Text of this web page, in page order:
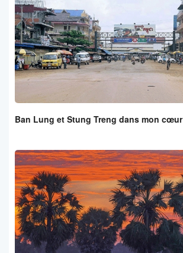
Ban Lung et Stung Treng dans mon cœur